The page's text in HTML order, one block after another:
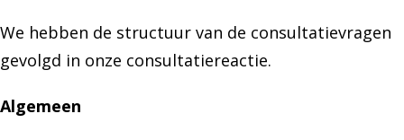
We hebben de structuur van de consultatievragen
gevolgd in onze consultatiereactie.
Algemeen